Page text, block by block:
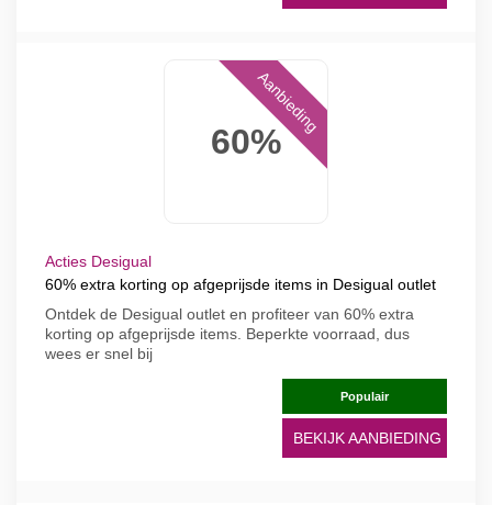
60%
Aanbieding
Acties Desigual
60% extra korting op afgeprijsde items in Desigual outlet
Ontdek de Desigual outlet en profiteer van 60% extra
korting op afgeprijsde items. Beperkte voorraad, dus
wees er snel bij
Populair
BEKIJK AANBIEDING